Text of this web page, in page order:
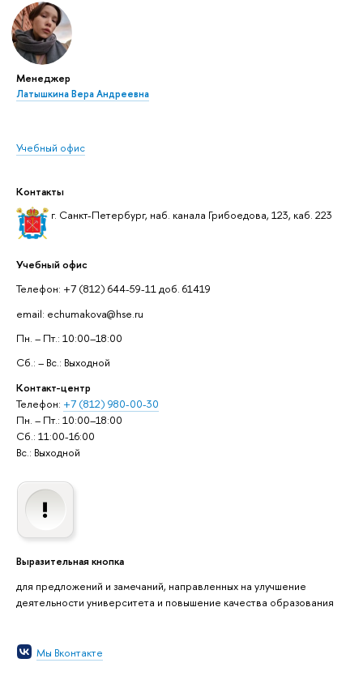
Менеджер
Латышкина Вера Андреевна
Учебный офис
Контакты
г. Санкт-Петербург, наб. канала Грибоедова, 123, каб. 223
Учебный офис
Телефон: +7 (812) 644-59-11 доб. 61419
email: echumakova@hse.ru
Пн. – Пт.: 10:00–18:00
Сб.: – Вс.: Выходной
Контакт-центр
Телефон: +7 (812) 980-00-30
Пн. – Пт.: 10:00–18:00
Сб.: 11:00-16:00
Вс.: Выходной
Выразительная кнопка
для предложений и замечаний, направленных на улучшение
деятельности университета и повышение качества образования
Мы Вконтакте